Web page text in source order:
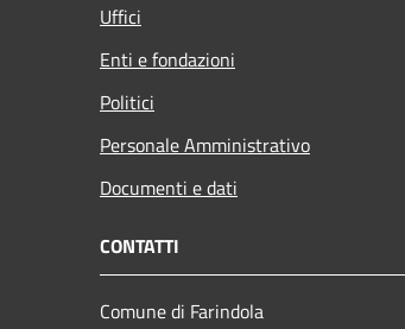
Uffici
Enti e fondazioni
Politici
Personale Amministrativo
Documenti e dati
CONTATTI
Comune di Farindola